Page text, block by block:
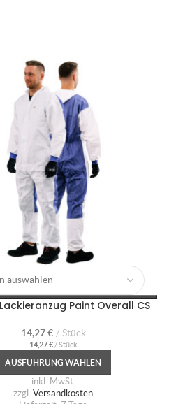
Paint Overall CS
14,27€ Stück
14,27€/Stück
AUSFÜHRUNG WÄHLEN
inkl. MwSt.
zzgl.Versandkosten